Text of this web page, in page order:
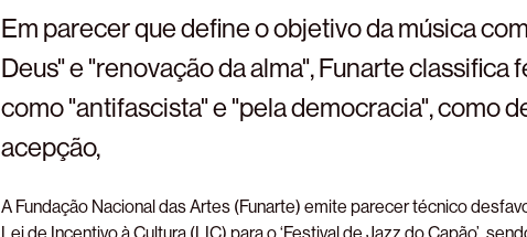
Em parecer que define o objetivo da música
Deus" e "renovação da alma", Funarte classifica
como "antifascista" e "pela democracia", como
acepção,
A Fundação Nacional das Artes (Funarte) emite parecer técnico